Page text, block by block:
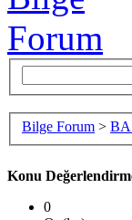
Bilge Forum >
Konu
0